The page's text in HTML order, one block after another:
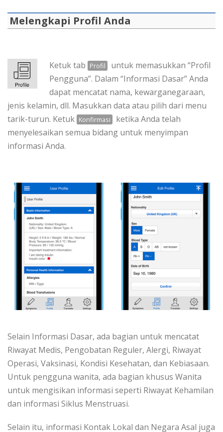
Melengkapi Profil Anda
Ketuk tab Profil
untuk memasukkan “Profil
Pengguna”. Dalam “Informasi Dasar” Anda
dapat mencatat nama, kewarganegaraan,
jenis kelamin, dll. Masukkan data atau pilih dari menu
tarik-turun. Ketuk Konfirmasi
ketika Anda telah
menyelesaikan semua bidang untuk menyimpan
informasi Anda.
Selain Informasi Dasar, ada bagian untuk mencatat
Riwayat Medis, Pengobatan Reguler, Alergi, Riwayat
Operasi, Vaksinasi, Kondisi Kesehatan, dan Kebiasaan.
Untuk pengguna wanita, ada bagian khusus Wanita
untuk mengisikan informasi seperti Riwayat Kehamilan
dan informasi Siklus Menstruasi.
Selain itu, informasi Kontak Lokal dan Negara Asal juga